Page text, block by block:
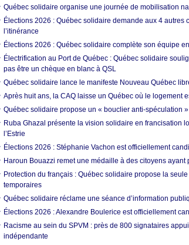
Québec solidaire organise une journée de mobilisation
Élections 2026 : Québec solidaire demande aux 4 autres
l’itinérance
Élections 2026 : Québec solidaire complète son équipe
Électrification au Port de Québec : Québec solidaire
pas être un chèque en blanc à QSL
Québec solidaire lance le manifeste Nouveau Québec
Après huit ans, la CAQ laisse un Québec où le logement
Québec solidaire propose un « bouclier anti-spéculation
Ruba Ghazal présente la vision solidaire en francisation
l’Estrie
Élections 2026 : Stéphanie Vachon est officiellement
Haroun Bouazzi remet une médaille à des citoyens
Protection du français : Québec solidaire propose la
temporaires
Québec solidaire réclame une séance d’information
Élections 2026 : Alexandre Boulerice est officiellement
Racisme au sein du SPVM : près de 800 signataires
indépendante